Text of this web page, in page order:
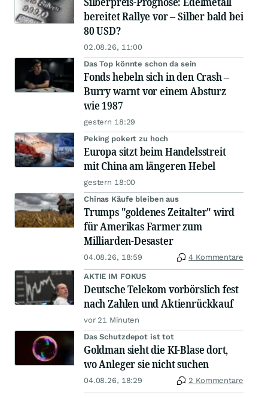
bereitet Rallye vor – Silber bald bei
80 USD?
02.08.26, 11:00
Das Top könnte schon da sein
Fonds hebeln sich in den Crash –
Burry warnt vor einem Absturz
wie 1987
gestern 18:29
Peking pokert zu hoch
Europa sitzt beim Handelsstreit
mit China am längeren Hebel
gestern 18:00
Chinas Käufe bleiben aus
Trumps "goldenes Zeitalter" wird
für Amerikas Farmer zum
Milliarden-Desaster
04.08.26, 18:59 4 Kommentare
AKTIE IM FOKUS
Deutsche Telekom vorbörslich fest
nach Zahlen und Aktienrückkauf
vor 21 Minuten
Das Schutzdepot ist tot
Goldman sieht die KI-Blase dort,
wo Anleger sie nicht suchen
04.08.26, 18:29 2 Kommentare